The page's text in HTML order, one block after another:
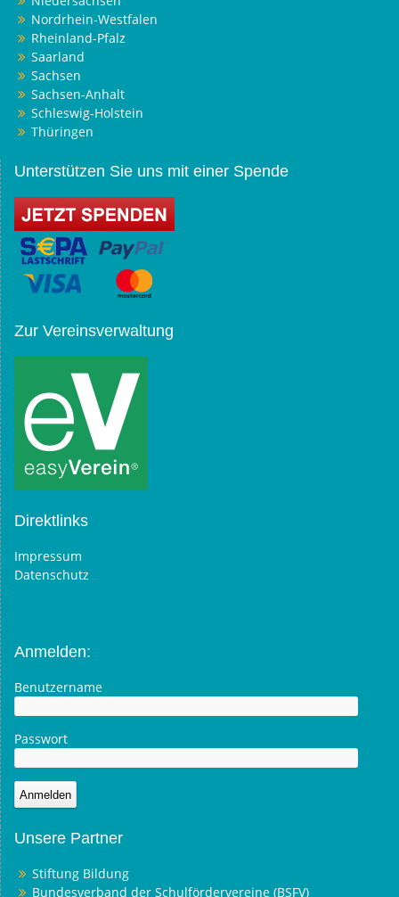
Nordrhein-Westfalen
Rheinland-Pfalz
Saarland
Sachsen
Sachsen-Anhalt
Schleswig-Holstein
Thüringen
Unterstützen Sie uns mit einer Spende
Zur Vereinsverwaltung
Direktlinks
Impressum
Datenschutz
Anmelden:
Benutzername
Passwort
Unsere Partner
Stiftung Bildung
Bundesverband der Schulfördervereine (BSFV)